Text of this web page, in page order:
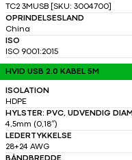
TC2 3MUSB [SKU: 3004700]
OPRINDELSESLAND
China
ISO
ISO 9001:2015
HVID USB 2.0 KABEL 5M
ISOLATION
HDPE
HYLSTER: PVC, UDVENDIG
4,5mm (0,18″)
LEDERTYKKELSE
28+24 AWG
BÅNDBREDDE